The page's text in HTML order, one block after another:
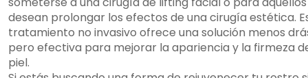
desean prolongar los efectos de una cirugía estética.
tratamiento no invasivo ofrece una solución menos
pero efectiva para mejorar la apariencia y la firmeza
piel.